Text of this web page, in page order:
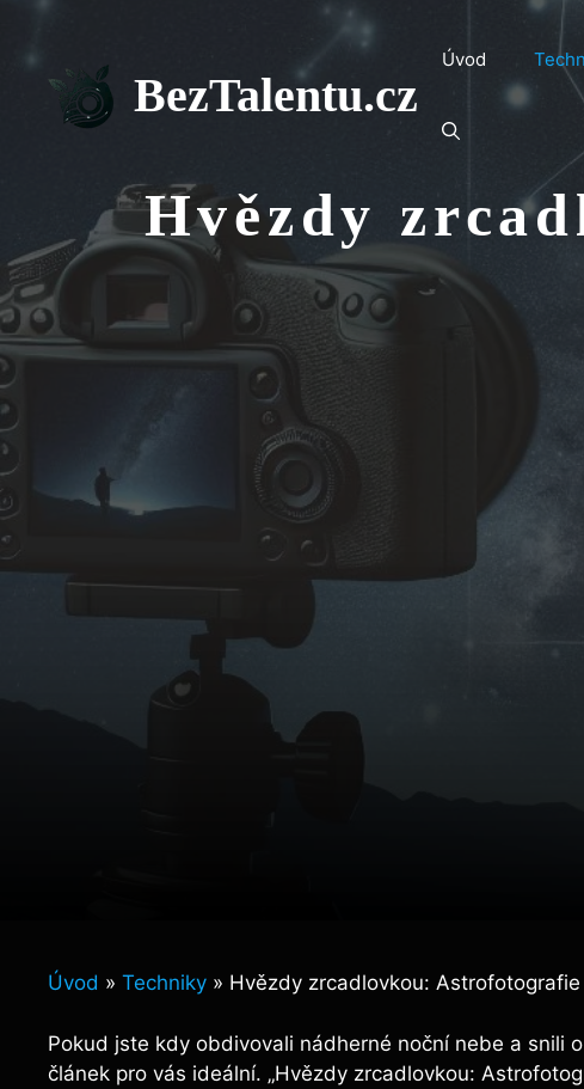
Přeskočit
obsah
BezTalentu.cz
Úvod
Hvězdy
Úvod » Techniky » Hvězdy zrcadlovkou:
Pokud jste kdy obdivovali nádherné noční nebe a snili
článek pro vás ideální. „Hvězdy zrcadlovkou: